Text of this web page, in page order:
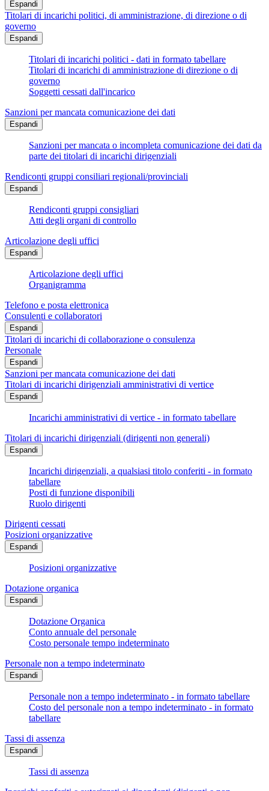
Espandi
Titolari di incarichi politici, di amministrazione, di direzione o di
governo
Espandi
Titolari di incarichi politici - dati in formato tabellare
Titolari di incarichi di amministrazione di direzione o di
governo
Soggetti cessati dall'incarico
Sanzioni per mancata comunicazione dei dati
Espandi
Sanzioni per mancata o incompleta comunicazione dei dati da
parte dei titolari di incarichi dirigenziali
Rendiconti gruppi consiliari regionali/provinciali
Espandi
Rendiconti gruppi consigliari
Atti degli organi di controllo
Articolazione degli uffici
Espandi
Articolazione degli uffici
Organigramma
Telefono e posta elettronica
Consulenti e collaboratori
Espandi
Titolari di incarichi di collaborazione o consulenza
Personale
Espandi
Sanzioni per mancata comunicazione dei dati
Titolari di incarichi dirigenziali amministrativi di vertice
Espandi
Incarichi amministrativi di vertice - in formato tabellare
Titolari di incarichi dirigenziali (dirigenti non generali)
Espandi
Incarichi dirigenziali, a qualsiasi titolo conferiti - in formato
tabellare
Posti di funzione disponibili
Ruolo dirigenti
Dirigenti cessati
Posizioni organizzative
Espandi
Posizioni organizzative
Dotazione organica
Espandi
Dotazione Organica
Conto annuale del personale
Costo personale tempo indeterminato
Personale non a tempo indeterminato
Espandi
Personale non a tempo indeterminato - in formato tabellare
Costo del personale non a tempo indeterminato - in formato
tabellare
Tassi di assenza
Espandi
Tassi di assenza